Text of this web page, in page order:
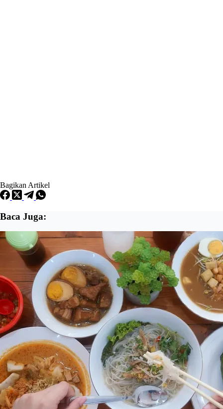
Bagikan Artikel
Baca Juga: